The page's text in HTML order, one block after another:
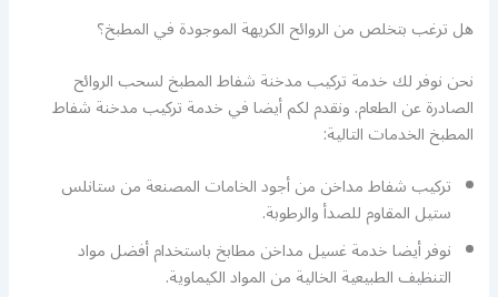
هل ترغب بتخلص من الروائح الكريهة الموجودة في المطبخ؟
نحن نوفر لك خدمة تركيب مدخنة شفاط المطبخ لسحب الروائح
الصادرة عن الطعام. ونقدم لكم أيضا في خدمة تركيب مدخنة شفاط
المطبخ الخدمات التالية:
تركيب شفاط مداخن من أجود الخامات المصنعة من ستانلس
ستيل المقاوم للصدأ والرطوبة.
نوفر أيضا خدمة غسيل مداخن مطابخ باستخدام أفضل مواد
التنظيف الطبيعية الخالية من المواد الكيماوية.